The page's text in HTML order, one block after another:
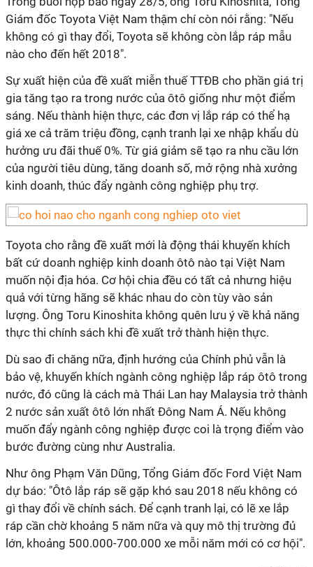
Giám đốc Toyota Việt Nam thậm chí còn nói rằng: "Nếu
không có gì thay đổi, Toyota sẽ không còn lắp ráp mẫu
nào cho đến hết 2018".
Sự xuất hiện của đề xuất miễn thuế TTĐB cho phần giá trị
gia tăng tạo ra trong nước của ôtô giống như một điểm
sáng. Nếu thành hiện thực, các đơn vị lắp ráp có thể hạ
giá xe cả trăm triệu đồng, cạnh tranh lại xe nhập khẩu dù
hưởng ưu đãi thuế 0%. Từ giá giảm sẽ tạo ra nhu cầu lớn
của người tiêu dùng, tăng doanh số, mở rộng nhà xưởng
kinh doanh, thúc đẩy ngành công nghiệp phụ trợ.
Toyota cho rằng đề xuất mới là động thái khuyến khích
bất cứ doanh nghiệp kinh doanh ôtô nào tại Việt Nam
muốn nội địa hóa. Cơ hội chia đều có tất cả nhưng hiệu
quả với từng hãng sẽ khác nhau do còn tùy vào sản
lượng. Ông Toru Kinoshita không quên lưu ý về khả năng
thực thi chính sách khi đề xuất trở thành hiện thực.
Dù sao đi chăng nữa, định hướng của Chính phủ vẫn là
bảo vệ, khuyến khích ngành công nghiệp lắp ráp ôtô trong
nước, đó cũng là cách mà Thái Lan hay Malaysia trở thành
2 nước sản xuất ôtô lớn nhất Đông Nam Á. Nếu không
muốn đẩy ngành công nghiệp được coi là trọng điểm vào
bước đường cùng như Australia.
Như ông Phạm Văn Dũng, Tổng Giám đốc Ford Việt Nam
dự báo: "Ôtô lắp ráp sẽ gặp khó sau 2018 nếu không có
gì thay đổi về chính sách. Để cạnh tranh lại, có lẽ xe lắp
ráp cần chờ khoảng 5 năm nữa và quy mô thị trường đủ
lớn, khoảng 500.000-700.000 xe mỗi năm mới có cơ hội".